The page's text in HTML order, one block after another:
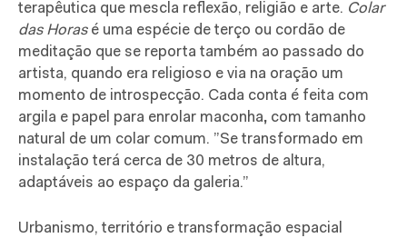
terapêutica que mescla reflexão, religião e arte. Colar
das Horasé uma espécie de terço ou cordão de
meditação que se reporta também ao passado do
artista, quando era religioso e via na oração um
momento de introspecção. Cada conta é feita com
argila e papel para enrolar maconha, com tamanho
natural de um colar comum. ”Se transformado em
instalação terá cerca de 30 metros de altura,
adaptáveis ao espaço da galeria.”
Urbanismo, território e transformação espacial